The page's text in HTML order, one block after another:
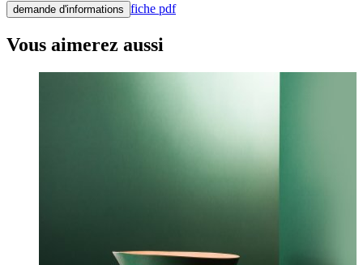
demande d'informations fiche pdf
Vous aimerez aussi